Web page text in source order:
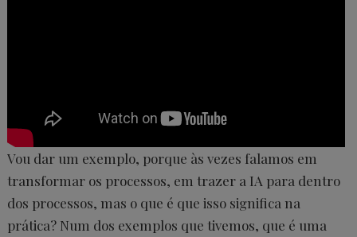
Vou dar um exemplo, porque às vezes falamos em
transformar os processos, em trazer a IA para dentro
dos processos, mas o que é que isso significa na
prática? Num dos exemplos que tivemos, que é uma